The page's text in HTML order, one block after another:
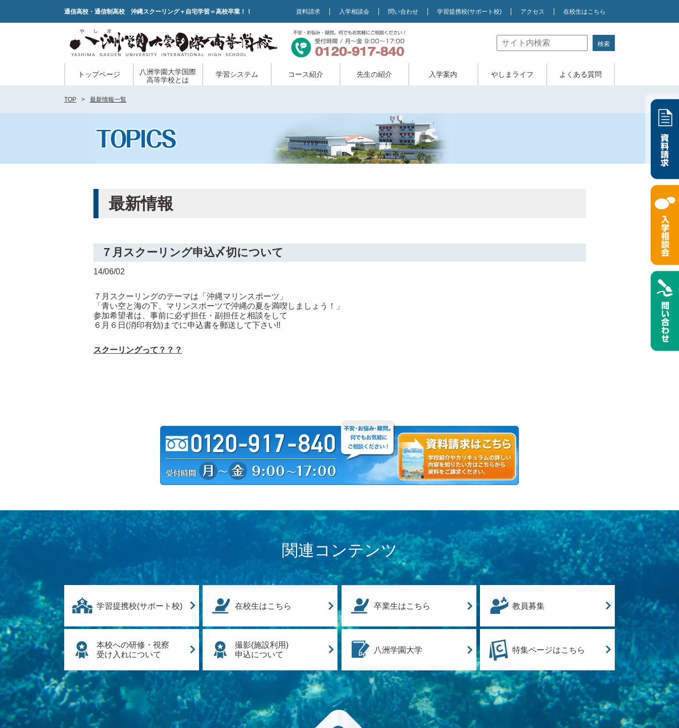
通信高校・通信制高校 沖縄スクーリング＋自宅学習＝高校卒業！！ 資料請求 入学相談会 問い合わせ 学習提携校(サポート校) アクセス 在校生はこちら
トップページ
八洲学園大学国際
高等学校とは
学習システム コース紹介 先生の紹介 入学案内 やしまライフ よくある質問
TOP 最新情報一覧
最新情報
７月スクーリング申込〆切について
14/06/02
７月スクーリングのテーマは「沖縄マリンスポーツ」
「青い空と海の下、マリンスポーツで沖縄の夏を満喫しましょう！」
参加希望者は、事前に必ず担任・副担任と相談をして
６月６日(消印有効)までに申込書を郵送して下さい!!
スクーリングって？？？
関連コンテンツ
学習提携校(サポート校) 在校生はこちら 卒業生はこちら 教員募集
本校への研修・視察
受け入れについて
撮影(施設利用)
申込について
八洲学園大学 特集ページはこちら